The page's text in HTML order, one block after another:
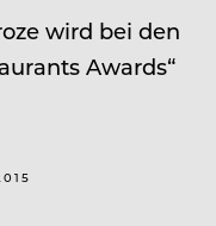
wird bei den
Awards“